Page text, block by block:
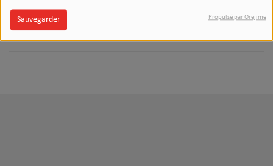
Sauvegarder Propulsé par Orejime